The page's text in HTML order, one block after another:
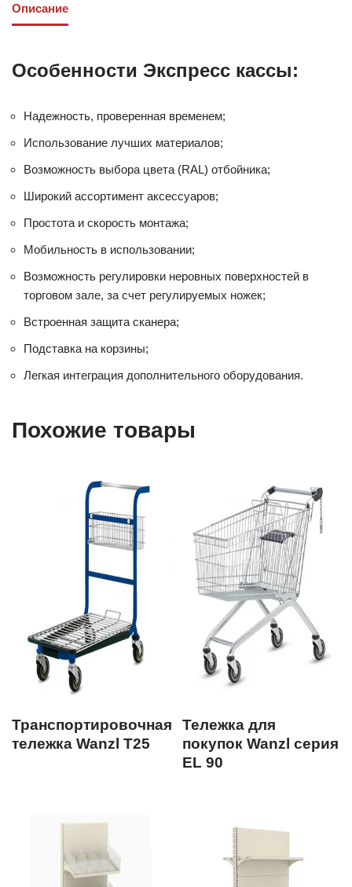
Описание
Особенности Экспресс кассы:
Надежность, проверенная временем;
Использование лучших материалов;
Возможность выбора цвета (RAL) отбойника;
Широкий ассортимент аксессуаров;
Простота и скорость монтажа;
Мобильность в использовании;
Возможность регулировки неровных поверхностей в
торговом зале, за счет регулируемых ножек;
Встроенная защита сканера;
Подставка на корзины;
Легкая интеграция дополнительного оборудования.
Похожие товары
Транспортировочная
тележка Wanzl Т25
Тележка для
покупок Wanzl серия
EL 90